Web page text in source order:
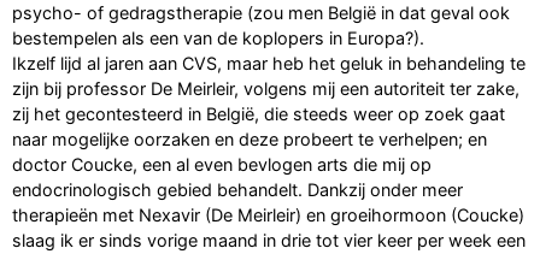
psycho- of gedragstherapie (zou men België in dat geval ook
bestempelen als een van de koplopers in Europa?).
Ikzelf lijd al jaren aan CVS, maar heb het geluk in behandeling te
zijn bij professor De Meirleir, volgens mij een autoriteit ter zake,
zij het gecontesteerd in België, die steeds weer op zoek gaat
naar mogelijke oorzaken en deze probeert te verhelpen; en
doctor Coucke, een al even bevlogen arts die mij op
endocrinologisch gebied behandelt. Dankzij onder meer
therapieën met Nexavir (De Meirleir) en groeihormoon (Coucke)
slaag ik er sinds vorige maand in drie tot vier keer per week een